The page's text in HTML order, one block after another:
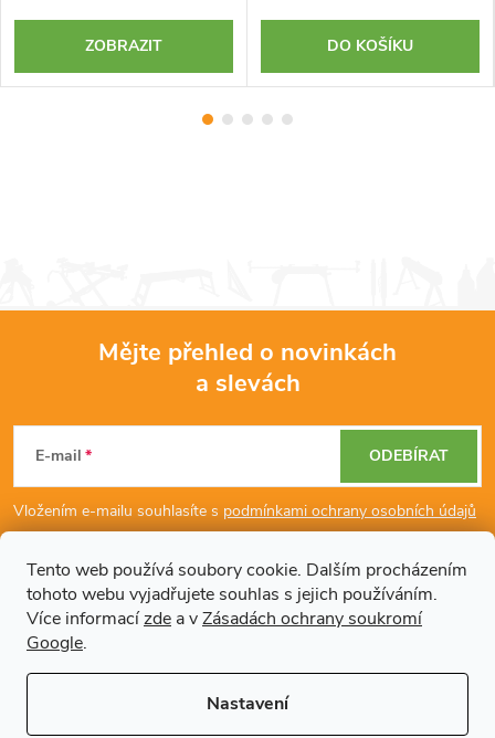
Tento web používá soubory cookie. Dalším procházením
tohoto webu vyjadřujete souhlas s jejich používáním.
Více informacízde a vZásadách ochrany soukromí
Google.
Nastavení
ZOBRAZIT DO KOŠÍKU
p
Mějte přehled o novinkách
a slevách
E-mail
Vložením e-mailu souhlasíte s podmínkami ochrany osobních údajů
ODEBÍRAT
Dodatečné informace